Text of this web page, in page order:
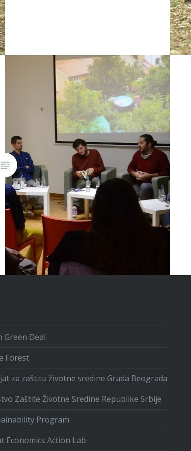
Green Deal
Forest
za zaštitu životne sredine Grada Beograda
Zaštite Životne Sredine Republike Srbije
Program
Economics Action Lab